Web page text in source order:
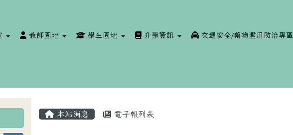
設定 教師園地 學生園地 升學資訊 交通安全/藥物濫用防治專區
本站消息 電子報列表